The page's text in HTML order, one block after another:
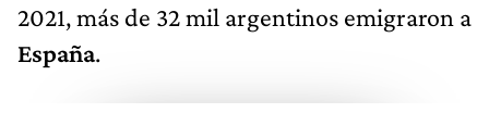
2021, más de 32 mil argentinos emigraron a
España.